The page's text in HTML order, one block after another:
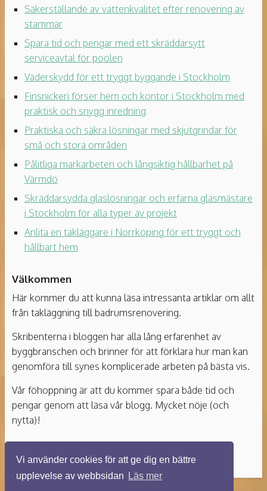
Vi använder cookies för att ge dig en bättre
upplevelse av webbsidan
Läs mer
Säkerställande av vattenkvalitet efter renovering av
stammar
Spara tid och pengar med ett skräddarsytt
serviceavtal för poolen
Väderskydd för ett tryggt byggande i Stockholm
Finsnickeri förser hem och kontor i Stockholm med
praktisk och snygg inredning
Praktiska och säkra lösningar med skjutgrindar för
små och stora områden
Pålitliga markarbeten och långsiktig hållbarhet på
Värmdö
Skräddarsydda glaslösningar och erfarna glasmästare
i Stockholm för alla typer av projekt
Anlita en takläggare i Norrköping för ett tryggt och
hållbart hem
Välkommen
Här kommer du att kunna läsa intressanta artiklar om allt
från takläggning till badrumsrenovering.
Skribenterna i bloggen har alla lång erfarenhet av
byggbranschen och brinner för att förklara hur man kan
genomföra till synes komplicerade arbeten på bästa vis.
Vår föhoppning är att du kommer spara både tid och
pengar genom att läsa vår blogg. Mycket nöje (och
nytta)!